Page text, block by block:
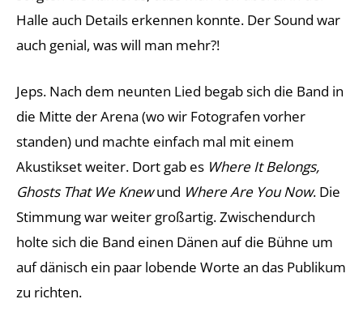
Halle auch Details erkennen konnte. Der Sound war
auch genial, was will man mehr?!
Jeps. Nach dem neunten Lied begab sich die Band in
die Mitte der Arena (wo wir Fotografen vorher
standen) und machte einfach mal mit einem
Akustikset weiter. Dort gab es Where It Belongs,
Ghosts That We Knewund Where Are You Now. Die
Stimmung war weiter großartig. Zwischendurch
holte sich die Band einen Dänen auf die Bühne um
auf dänisch ein paar lobende Worte an das Publikum
zu richten.